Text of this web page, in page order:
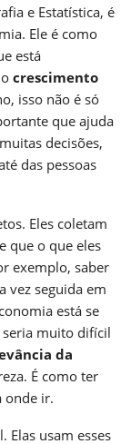
e Estatística, é
Ele é como
está
crescimento
isso não é só
que ajuda
decisões,
das pessoas
Eles coletam
que o que eles
exemplo, saber
vez seguida em
está se
seria muito difícil
da
É como ter
onde ir.
Elas usam esses